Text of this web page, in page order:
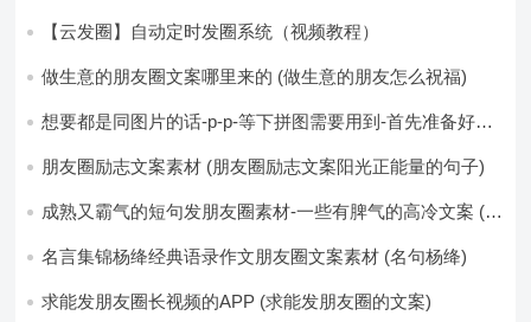
【云发圈】自动定时发圈系统（视频教程）
做生意的朋友圈文案哪里来的 (做生意的朋友怎么祝福)
想要都是同图片的话-p-p-等下拼图需要用到-首先准备好最
片-如果想要图片都不同得话-1-p-可以准备好45张的不同图
朋友圈励志文案素材 (朋友圈励志文案阳光正能量的句子)
成熟又霸气的短句发朋友圈素材-一些有脾气的高冷文案 (成
名言集锦杨绛经典语录作文朋友圈文案素材 (名句杨绛)
求能发朋友圈长视频的APP (求能发朋友圈的文案)